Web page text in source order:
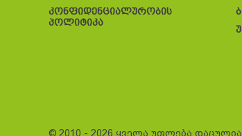
კონფიდენციალურობის
პოლიტიკა
© 2010 - 2026 ყველა უფლება